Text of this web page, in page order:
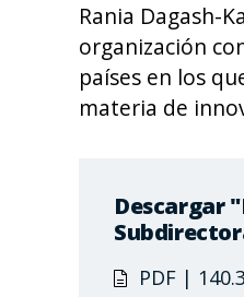
Rania Dagash-
organización
países en los
materia de
Descargar
PDF |